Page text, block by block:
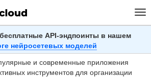
API-эндпоинты в нашем
нейросетевых моделей
Образы
образы
и современные приложения
инструментов для организации